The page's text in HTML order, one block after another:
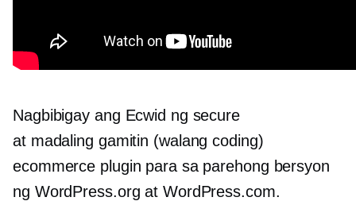
Nagbibigay ang Ecwid ng secure
at madaling gamitin (walang coding)
ecommerce plugin para sa parehong bersyon
ng WordPress.org at WordPress.com.